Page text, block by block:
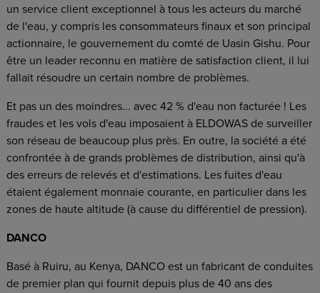
un service client exceptionnel à tous les acteurs du marché
de l'eau, y compris les consommateurs finaux et son principal
actionnaire, le gouvernement du comté de Uasin Gishu. Pour
être un leader reconnu en matière de satisfaction client, il lui
fallait résoudre un certain nombre de problèmes.
Et pas un des moindres... avec 42 % d'eau non facturée ! Les
fraudes et les vols d'eau imposaient à ELDOWAS de surveiller
son réseau de beaucoup plus près. En outre, la société a été
confrontée à de grands problèmes de distribution, ainsi qu'à
des erreurs de relevés et d'estimations. Les fuites d'eau
étaient également monnaie courante, en particulier dans les
zones de haute altitude (à cause du différentiel de pression).
DANCO
Basé à Ruiru, au Kenya, DANCO est un fabricant de conduites
de premier plan qui fournit depuis plus de 40 ans des